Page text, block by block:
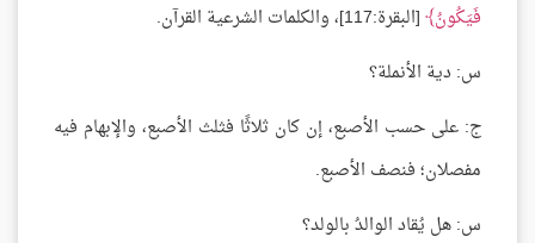
فَيَكُونُ [البقرة:117]، والكلمات الشرعية القرآن.
س: دية الأنملة؟
ج: على حسب الأصبع، إن كان ثلاثًا فثلث الأصبع، والإبهام فيه
مفصلان؛ فنصف الأصبع.
س: هل يُقاد الوالدُ بالولد؟